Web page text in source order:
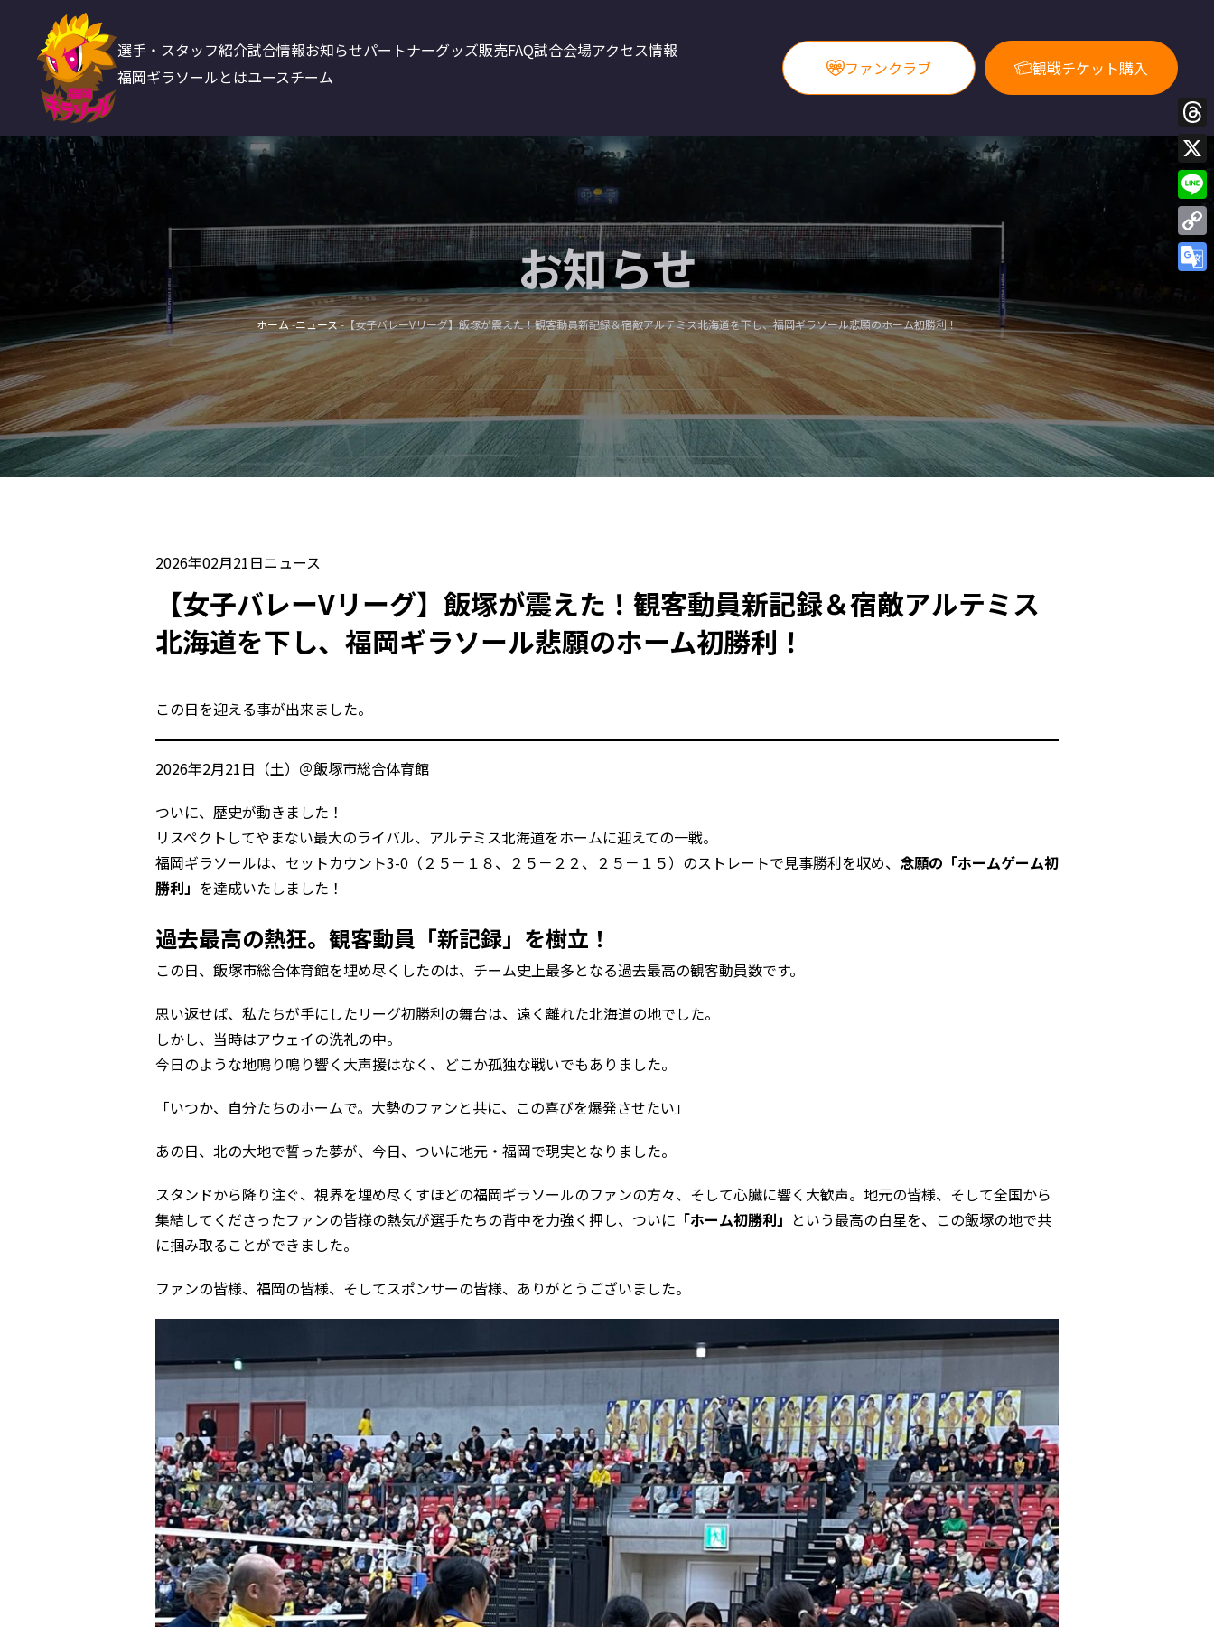
選手・スタッフ紹介試合情報お知らせパートナーグッズ販売FAQ試合会場アクセス情報
福岡ギラソールとはユースチーム ファンクラブ 観戦チケット購入
お知らせ
ホーム ニュース 【女子バレーVリーグ】飯塚が震えた！観客動員新記録＆宿敵アルテミス北海道を下し、福岡ギラソール悲願のホーム初勝利！
2026年02月21日ニュース
【女子バレーVリーグ】飯塚が震えた！観客動員新記録＆宿敵アルテミス
北海道を下し、福岡ギラソール悲願のホーム初勝利！
この日を迎える事が出来ました。
2026年2月21日（土）＠飯塚市総合体育館
ついに、歴史が動きました！
リスペクトしてやまない最大のライバル、アルテミス北海道をホームに迎えての一戦。
福岡ギラソールは、セットカウント3-0（２５－１８、２５－２２、２５－１５）のストレートで見事勝利を収め、 念願の「ホームゲーム初
勝利」 を達成いたしました！
過去最高の熱狂。観客動員「新記録」を樹立！
この日、飯塚市総合体育館を埋め尽くしたのは、チーム史上最多となる過去最高の観客動員数です。
思い返せば、私たちが手にしたリーグ初勝利の舞台は、遠く離れた北海道の地でした。
しかし、当時はアウェイの洗礼の中。
今日のような地鳴り鳴り響く大声援はなく、どこか孤独な戦いでもありました。
「いつか、自分たちのホームで。大勢のファンと共に、この喜びを爆発させたい」
あの日、北の大地で誓った夢が、今日、ついに地元・福岡で現実となりました。
スタンドから降り注ぐ、視界を埋め尽くすほどの福岡ギラソールのファンの方々、そして心臓に響く大歓声。地元の皆様、そして全国から
集結してくださったファンの皆様の熱気が選手たちの背中を力強く押し、ついに 「ホーム初勝利」 という最高の白星を、この飯塚の地で共
に掴み取ることができました。
ファンの皆様、福岡の皆様、そしてスポンサーの皆様、ありがとうございました。
X
Line
Copy
Link